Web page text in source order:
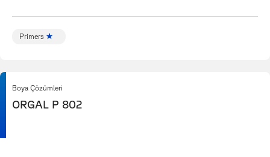
Primers
Boya Çözümleri
ORGAL P 802